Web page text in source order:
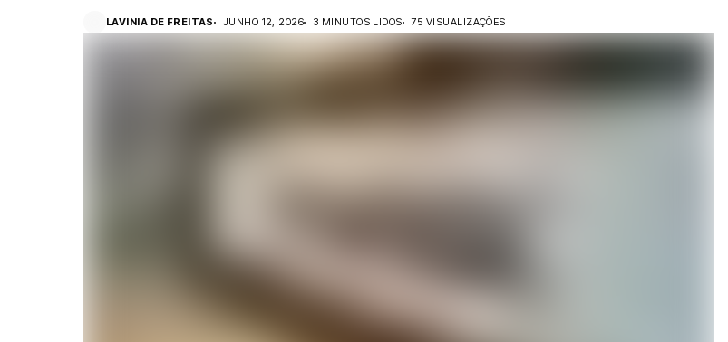
LAVINIA DE FREITAS JUNHO 12, 2026 3 MINUTOS LIDOS 75 VISUALIZAÇÕES